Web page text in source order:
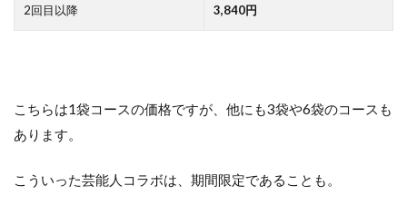
2回目以降 3,840円
こちらは1袋コースの価格ですが、他にも3袋や6袋のコースも
あります。
こういった芸能人コラボは、期間限定であることも。